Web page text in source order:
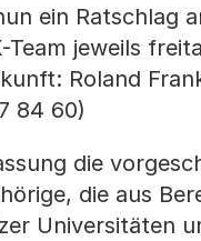
ein Ratschlag
jeweils
Roland
84 60)
die
die aus
Universitäten